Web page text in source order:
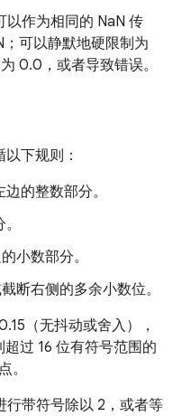
以作为相同的 NaN 传
可以静默地硬限制为
0.0，或者导致错误。
下规则：
的整数部分。
小数部分。
断右侧的多余小数位。
（无抖动或舍入），
过 16 位有符号范围的
。
行带符号除以 2，或者等